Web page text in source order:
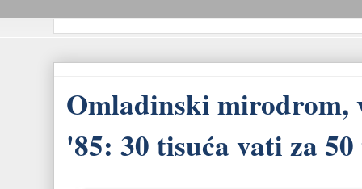
Omladinski
'85: 30 tisuća vati za